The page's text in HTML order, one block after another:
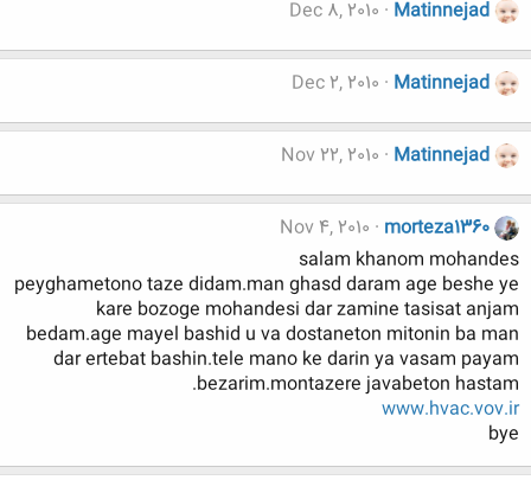
Matinnejad
Dec 8, 2010
Matinnejad
Dec 2, 2010
Matinnejad
Nov 22, 2010
morteza1360
Nov 4, 2010
salam khanom mohandes
peyghametono taze didam.man ghasd daram age beshe ye
kare bozoge mohandesi dar zamine tasisat anjam
bedam.age mayel bashid u va dostaneton mitonin ba man
dar ertebat bashin.tele mano ke darin ya vasam payam
bezarim.montazere javabeton hastam.
www.hvac.vov.ir
bye